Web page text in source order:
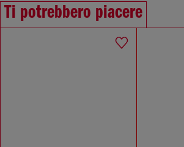
Ti potrebbero piacere